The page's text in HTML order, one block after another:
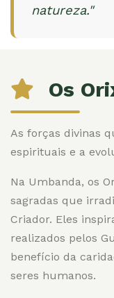
natureza."
Os
As forças divinas
espirituais e a
Na Umbanda, os
sagradas que
Criador. Eles
realizados pelos
benefício da
seres humanos.